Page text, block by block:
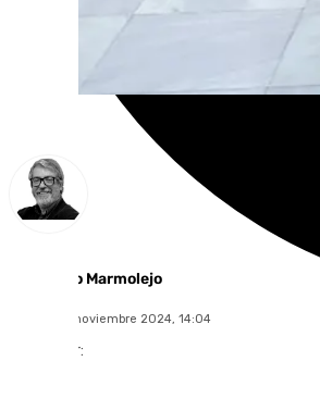
Francisco Marmolejo
sábado, 16 noviembre 2024, 14:04
Compartir: